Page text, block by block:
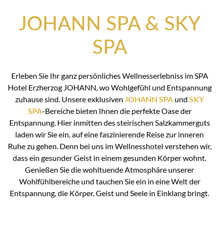
JOHANN SPA & SKY
SPA
Erleben Sie Ihr ganz persönliches Wellnesserlebniss im SPA
Hotel Erzherzog JOHANN, wo Wohlgefühl und Entspannung
zuhause sind. Unsere exklusiven JOHANN SPA und SKY
SPA-Bereiche bieten Ihnen die perfekte Oase der
Entspannung. Hier inmitten des steirischen Salzkammerguts
laden wir Sie ein, auf eine faszinierende Reise zur inneren
Ruhe zu gehen. Denn bei uns im Wellnesshotel verstehen wir,
dass ein gesunder Geist in einem gesunden Körper wohnt.
Genießen Sie die wohltuende Atmosphäre unserer
Wohlfühlbereiche und tauchen Sie ein in eine Welt der
Entspannung, die Körper, Geist und Seele in Einklang bringt.